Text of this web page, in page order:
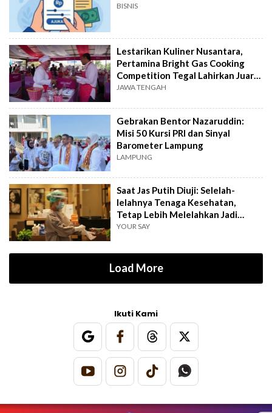
BISNIS
Lestarikan Kuliner Nusantara,
Pertamina Bright Gas Cooking
Competition Tegal Lahirkan Juara
Baru
JAWA TENGAH
Gebrakan Bentor Nazaruddin:
Misi 50 Kursi PRI dan Sinyal
Barometer Lampung
LAMPUNG
Saat Jas Putih Diuji: Selelah-
lelahnya Tenaga Kesehatan,
Tetap Lebih Melelahkan Jadi
Pasien
YOUR SAY
Load More
Ikuti Kami